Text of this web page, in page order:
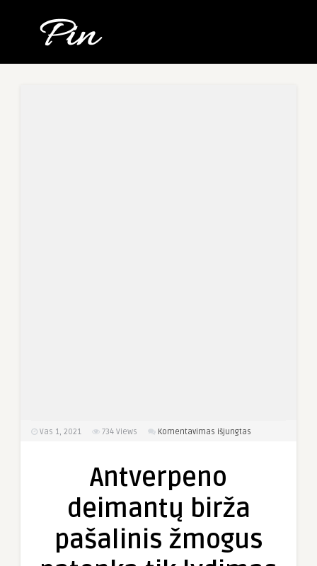
Vas 1, 2021 734 Views Komentavimas išjungtas
tik
Antverpeno
deimantų birža
pašalinis žmogus